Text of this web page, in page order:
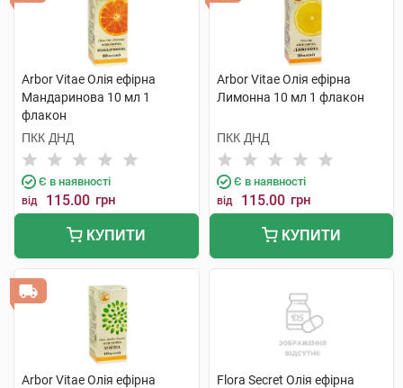
Arbor Vitae Олія ефірна
Мандаринова 10 мл 1
флакон
ПКК ДНД
Є в наявності
від 115.00 грн
КУПИТИ
Arbor Vitae Олія ефірна
Лимонна 10 мл 1 флакон
ПКК ДНД
Є в наявності
від 115.00 грн
КУПИТИ
Arbor Vitae Олія ефірна
Flora Secret Олія ефірна